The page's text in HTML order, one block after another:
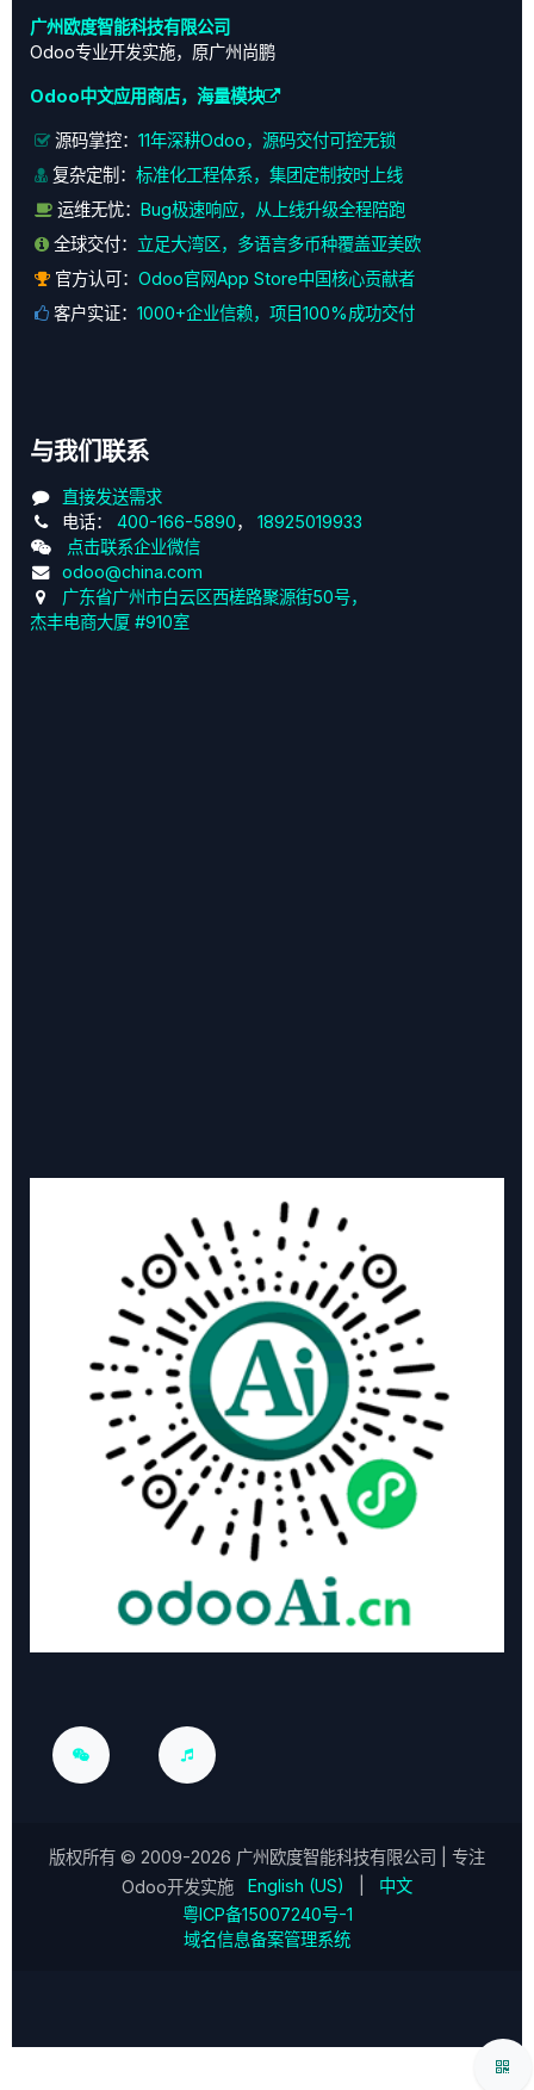
广州欧度智能科技有限公司
Odoo专业开发实施，原广州尚鹏
Odoo中文应用商店，海量模块
源码掌控： 11年深耕Odoo，源码交付可控无锁
复杂定制： 标准化工程体系，集团定制按时上线
运维无忧：
Bug极速响应，从上线升级全程陪跑
全球交付： 立足大湾区，多语言多币种覆盖亚美欧
官方认可： Odoo官网App Store中国核心贡献者
客户实证： 1000+企业信赖，项目100%成功交付
与我们联系
直接发送需求
电话： 400-166-5890， 18925019933
点击联系企业微信
odoo@china.com
广东省广州市白云区西槎路聚源街50号，
杰丰电商大厦 #910室
版权所有 © 2009-2026 广州欧度智能科技有限公司
| 专注
Odoo开发实施
English (US)
中文
粤ICP备15007240号-1
域名信息备案管理系统